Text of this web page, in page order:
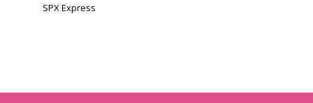
SPX Express